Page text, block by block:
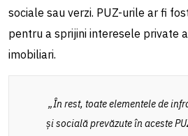
sociale sau verzi. PUZ-urile ar fi
pentru a sprijini interesele private
imobiliari.
„În rest, toate elementele de
și socială prevăzute în aceste